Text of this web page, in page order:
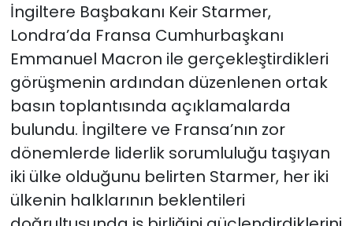
İngiltere Başbakanı Keir Starmer,
Londra’da Fransa Cumhurbaşkanı
Emmanuel Macron ile gerçekleştirdikleri
görüşmenin ardından düzenlenen ortak
basın toplantısında açıklamalarda
bulundu. İngiltere ve Fransa’nın zor
dönemlerde liderlik sorumluluğu taşıyan
iki ülke olduğunu belirten Starmer, her iki
ülkenin halklarının beklentileri